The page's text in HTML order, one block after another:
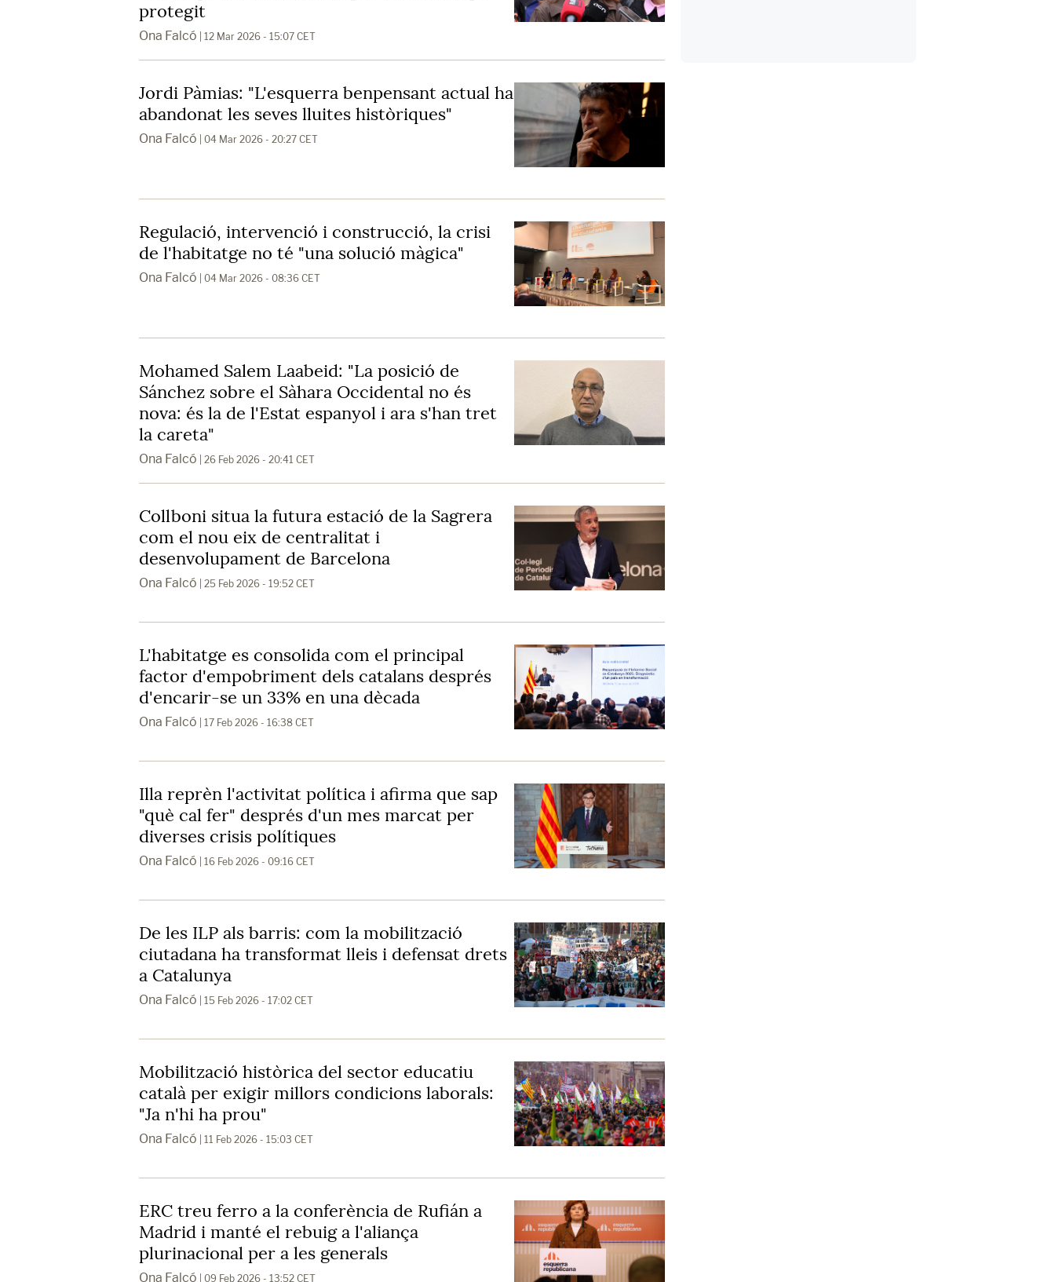
protegit
Ona Falcó | 12 Mar 2026 - 15:07 CET
Jordi Pàmias: "L'esquerra benpensant actual ha
abandonat les seves lluites històriques"
Ona Falcó | 04 Mar 2026 - 20:27 CET
Regulació, intervenció i construcció, la crisi
de l'habitatge no té "una solució màgica"
Ona Falcó | 04 Mar 2026 - 08:36 CET
Mohamed Salem Laabeid: "La posició de
Sánchez sobre el Sàhara Occidental no és
nova: és la de l'Estat espanyol i ara s'han tret
la careta"
Ona Falcó | 26 Feb 2026 - 20:41 CET
Collboni situa la futura estació de la Sagrera
com el nou eix de centralitat i
desenvolupament de Barcelona
Ona Falcó | 25 Feb 2026 - 19:52 CET
L'habitatge es consolida com el principal
factor d'empobriment dels catalans després
d'encarir-se un 33% en una dècada
Ona Falcó | 17 Feb 2026 - 16:38 CET
Illa reprèn l'activitat política i afirma que sap
"què cal fer" després d'un mes marcat per
diverses crisis polítiques
Ona Falcó | 16 Feb 2026 - 09:16 CET
De les ILP als barris: com la mobilització
ciutadana ha transformat lleis i defensat drets
a Catalunya
Ona Falcó | 15 Feb 2026 - 17:02 CET
Mobilització històrica del sector educatiu
català per exigir millors condicions laborals:
"Ja n'hi ha prou"
Ona Falcó | 11 Feb 2026 - 15:03 CET
ERC treu ferro a la conferència de Rufián a
Madrid i manté el rebuig a l'aliança
plurinacional per a les generals
Ona Falcó | 09 Feb 2026 - 13:52 CET